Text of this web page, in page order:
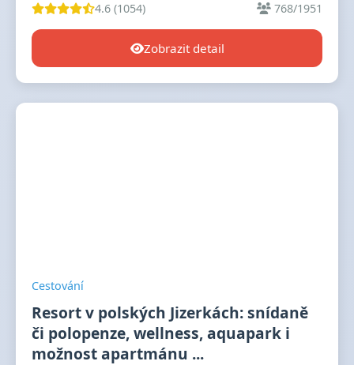
4.6 (1054) 768/1951
Zobrazit detail
Cestování
Resort v polských Jizerkách: snídaně
či polopenze, wellness, aquapark i
možnost apartmánu ...